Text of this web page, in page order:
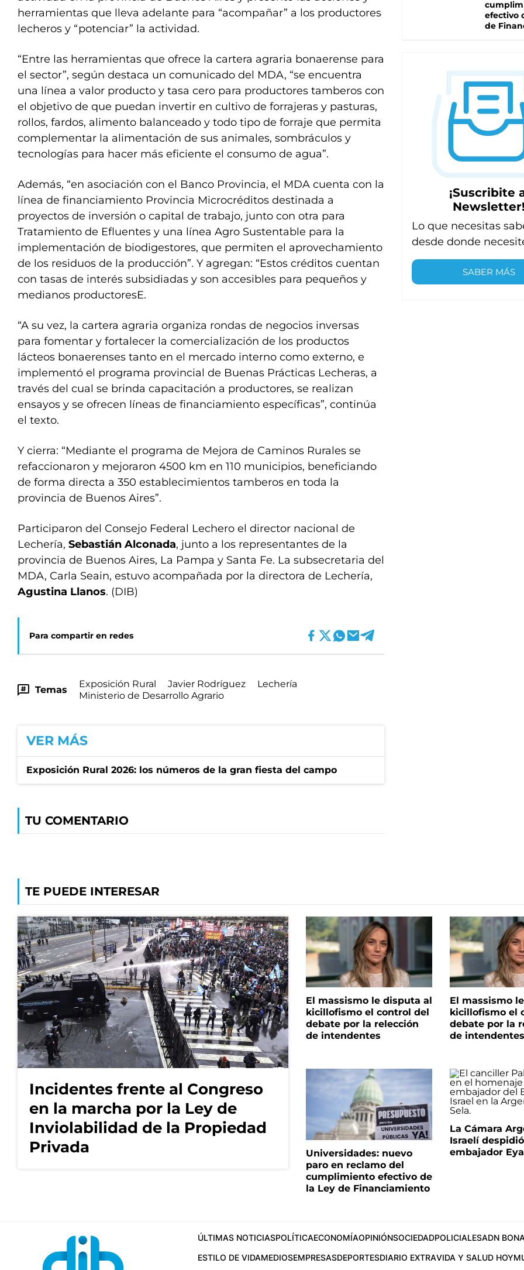
herramientas que lleva adelante para “acompañar” a los productores
lecheros y “potenciar” la actividad.
“Entre las herramientas que ofrece la cartera agraria bonaerense para
el sector”, según destaca un comunicado del MDA, “se encuentra
una línea a valor producto y tasa cero para productores tamberos con
el objetivo de que puedan invertir en cultivo de forrajeras y pasturas,
rollos, fardos, alimento balanceado y todo tipo de forraje que permita
complementar la alimentación de sus animales, sombráculos y
tecnologías para hacer más eficiente el consumo de agua”.
Además, “en asociación con el Banco Provincia, el MDA cuenta con la
línea de financiamiento Provincia Microcréditos destinada a
proyectos de inversión o capital de trabajo, junto con otra para
Tratamiento de Efluentes y una línea Agro Sustentable para la
implementación de biodigestores, que permiten el aprovechamiento
de los residuos de la producción”. Y agregan: “Estos créditos cuentan
con tasas de interés subsidiadas y son accesibles para pequeños y
medianos productoresE.
“A su vez, la cartera agraria organiza rondas de negocios inversas
para fomentar y fortalecer la comercialización de los productos
lácteos bonaerenses tanto en el mercado interno como externo, e
implementó el programa provincial de Buenas Prácticas Lecheras, a
través del cual se brinda capacitación a productores, se realizan
ensayos y se ofrecen líneas de financiamiento específicas”, continúa
el texto.
Y cierra: “Mediante el programa de Mejora de Caminos Rurales se
refaccionaron y mejoraron 4500 km en 110 municipios, beneficiando
de forma directa a 350 establecimientos tamberos en toda la
provincia de Buenos Aires”.
Participaron del Consejo Federal Lechero el director nacional de
Lechería, Sebastián Alconada, junto a los representantes de la
provincia de Buenos Aires, La Pampa y Santa Fe. La subsecretaria del
MDA, Carla Seain, estuvo acompañada por la directora de Lechería,
Agustina Llanos. (DIB)
Para compartir en redes
Temas
Exposición Rural Javier Rodríguez
Lechería
Ministerio de Desarrollo Agrario
VER MÁS
Exposición Rural 2026: los números de la gran fiesta del campo
TU COMENTARIO
efectivo
de
¡Suscribite
Newsletter!
Lo que necesitas
desde donde
SABER MÁS
TE PUEDE INTERESAR
Incidentes frente al Congreso
en la marcha por la Ley de
Inviolabilidad de la Propiedad
Privada
El massismo le disputa al
kicillofismo el control del
debate por la relección
de intendentes
El massismo
kicillofismo el
debate por la
de intendentes
Universidades: nuevo
paro en reclamo del
cumplimiento efectivo de
la Ley de Financiamiento
La Cámara
Israelí
embajador
ÚLTIMAS NOTICIASPOLÍTICAECONOMÍAOPINIÓNSOCIEDADPOLICIALESADN
ESTILO DE VIDAMEDIOSEMPRESASDEPORTESDIARIO EXTRAVIDA Y SALUD HOY